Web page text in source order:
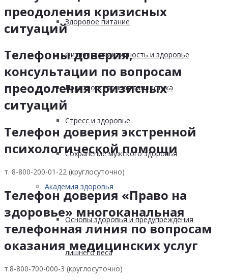
Здоровое питание
Физическая активность и здоровье
Производственная гимнастика
Стресс и здоровье
Сохранение мужского здоровья
Академия здоровья
Основы здоровья и предупреждения
лишнего веса
преодоления кризисных
ситуаций
Телефоны доверия,
консультации по вопросам
преодоления кризисных
ситуаций
Телефон доверия экстренной
психологической помощи
т. 8-800-200-01-22 (круглосуточно)
Телефон доверия «Право на
здоровье» многоканальная
телефонная линия по вопросам
оказания медицинских услуг
т.8-800-700-000-3 (круглосуточно)